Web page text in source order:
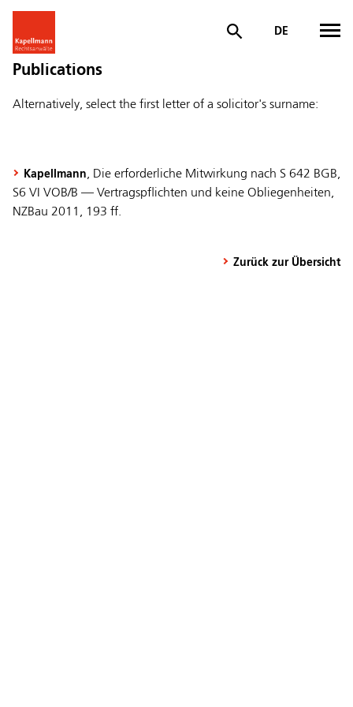
DE
Publications
Alternatively, select the first letter of a solicitor's surname:
Kapellmann, Die erforderliche Mitwirkung nach S 642 BGB,
S6 VI VOB/B — Vertragspflichten und keine Obliegenheiten,
NZBau 2011, 193 ff.
Zurück zur Übersicht